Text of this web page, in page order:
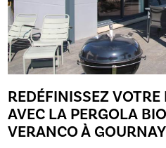
REDÉFINISSEZ VOTRE
AVEC LA PERGOLA
VERANCO À